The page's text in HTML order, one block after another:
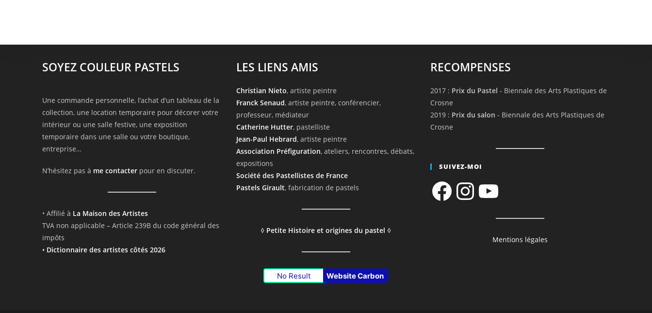
SOYEZ COULEUR PASTELS
Une commande personnelle, l’achat d’un tableau de la
collection, une location temporaire pour décorer votre
intérieur ou une salle festive, une exposition
temporaire dans une salle ou votre boutique,
entreprise…
N’hésitez pas à me contacter pour en discuter.
• Affilié à La Maison des Artistes
TVA non applicable – Article 239B du code général des
impôts
• Dictionnaire des artistes côtés 2026
LES LIENS AMIS
Christian Nieto, artiste peintre
Franck Senaud, artiste peintre, conférencier,
professeur, médiateur
Catherine Hutter, pastelliste
Jean-Paul Hebrard, artiste peintre
Association Préfiguration, ateliers, rencontres, débats,
expositions
Société des Pastellistes de France
Pastels Girault, fabrication de pastels
◊ Petite Histoire et origines du pastel ◊
No Result Website Carbon
RECOMPENSES
2017 : Prix du Pastel - Biennale des Arts Plastiques de
Crosne
2019 : Prix du salon - Biennale des Arts Plastiques de
Crosne
SUIVEZ-MOI
FacebookInstagramYouTube
Mentions légales